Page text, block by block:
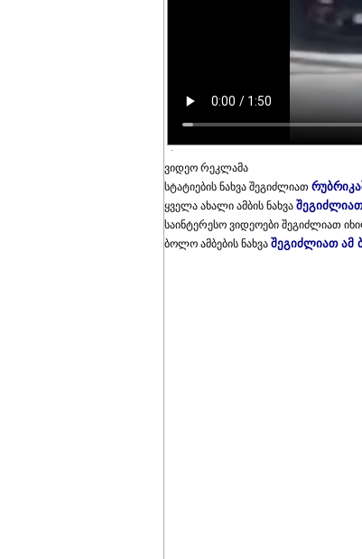
ვიდეო რეკლამა
სტატიების ნახვა შეგიძლიათ
ყველა ახალი ამბის ნახვა
საინტერესო ვიდეოები შეგიძლიათ
ბოლო ამბების ნახვა შეგიძლიათ ამ